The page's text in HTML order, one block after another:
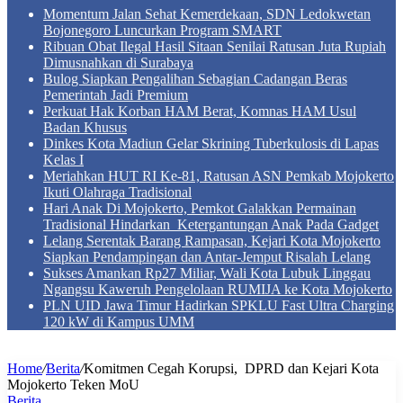
Momentum Jalan Sehat Kemerdekaan, SDN Ledokwetan
Bojonegoro Luncurkan Program SMART
Ribuan Obat Ilegal Hasil Sitaan Senilai Ratusan Juta Rupiah
Dimusnahkan di Surabaya
Bulog Siapkan Pengalihan Sebagian Cadangan Beras
Pemerintah Jadi Premium
Perkuat Hak Korban HAM Berat, Komnas HAM Usul
Badan Khusus
Dinkes Kota Madiun Gelar Skrining Tuberkulosis di Lapas
Kelas I
Meriahkan HUT RI Ke-81, Ratusan ASN Pemkab Mojokerto
Ikuti Olahraga Tradisional
Hari Anak Di Mojokerto, Pemkot Galakkan Permainan
Tradisional Hindarkan Ketergantungan Anak Pada Gadget
Lelang Serentak Barang Rampasan, Kejari Kota Mojokerto
Siapkan Pendampingan dan Antar-Jemput Risalah Lelang
Sukses Amankan Rp27 Miliar, Wali Kota Lubuk Linggau
Ngangsu Kaweruh Pengelolaan RUMIJA ke Kota Mojokerto
PLN UID Jawa Timur Hadirkan SPKLU Fast Ultra Charging
120 kW di Kampus UMM
Home/Berita/Komitmen Cegah Korupsi, DPRD dan Kejari Kota
Mojokerto Teken MoU